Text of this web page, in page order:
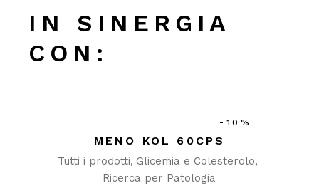
IN SINERGIA
CON:
-10%
MENO KOL 60CPS
Tutti i prodotti Glicemia e Colesterolo
Ricerca per Patologia